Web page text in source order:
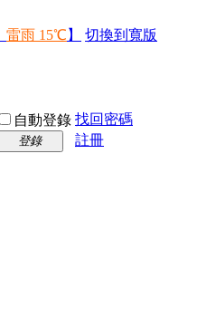
雷雨 15℃ 】 切換到寬版
自動登錄 找回密碼
登錄
註冊